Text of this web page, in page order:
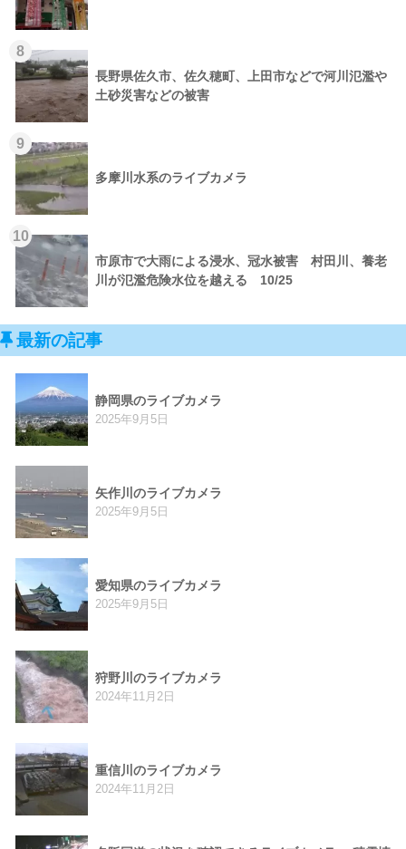
8
長野県佐久市、佐久穂町、上田市などで河川氾濫や
土砂災害などの被害
9
多摩川水系のライブカメラ
10
市原市で大雨による浸水、冠水被害 村田川、養老
川が氾濫危険水位を越える 10/25
最新の記事
静岡県のライブカメラ
2025年9月5日
矢作川のライブカメラ
2025年9月5日
愛知県のライブカメラ
2025年9月5日
狩野川のライブカメラ
2024年11月2日
重信川のライブカメラ
2024年11月2日